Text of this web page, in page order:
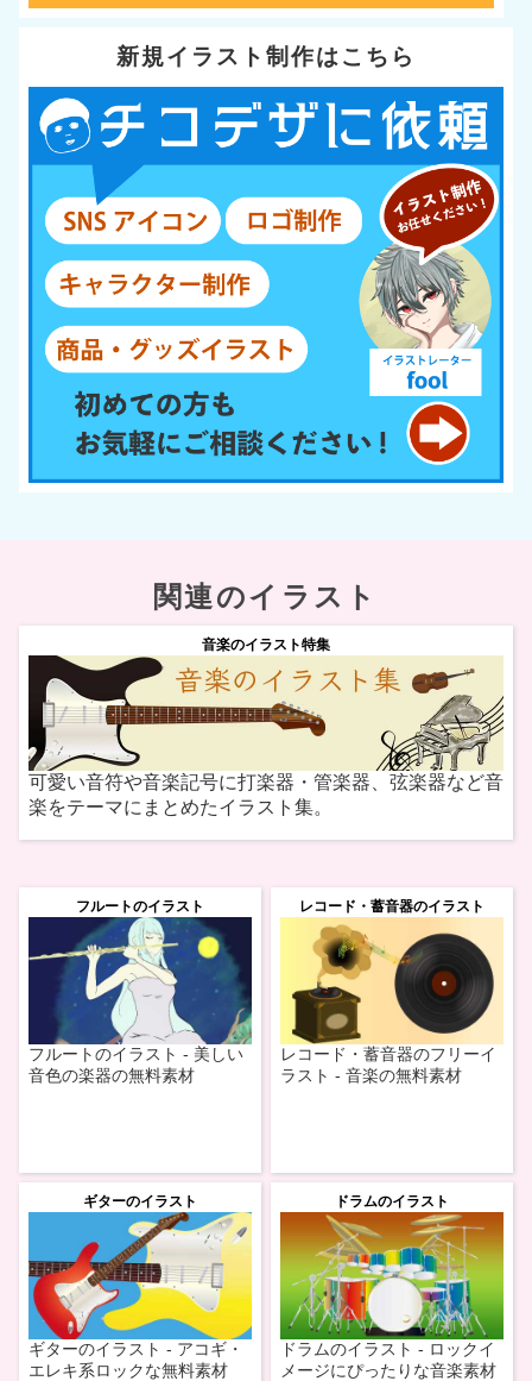
新規イラスト制作はこちら
関連のイラスト
音楽のイラスト特集
可愛い音符や音楽記号に打楽器・管楽器、弦楽器など音
楽をテーマにまとめたイラスト集。
フルートのイラスト
フルートのイラスト - 美しい
音色の楽器の無料素材
レコード・蓄音器のイラスト
レコード・蓄音器のフリーイ
ラスト - 音楽の無料素材
ギターのイラスト
ギターのイラスト - アコギ・
エレキ系ロックな無料素材
ドラムのイラスト
ドラムのイラスト - ロックイ
メージにぴったりな音楽素材